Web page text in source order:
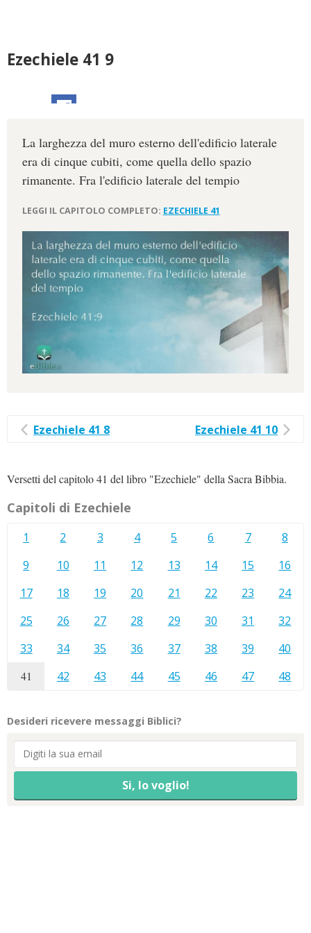
Ezechiele 41 9
La larghezza del muro esterno dell'edificio laterale
era di cinque cubiti, come quella dello spazio
rimanente. Fra l'edificio laterale del tempio
LEGGI IL CAPITOLO COMPLETO: EZECHIELE 41
Ezechiele 41 8 Ezechiele 41 10
Versetti del capitolo 41 del libro "Ezechiele" della Sacra Bibbia.
Capitoli di Ezechiele
1 2 3 4 5 6 7
8
9
10 11 12 13 14 15
16
17
18 19 20 21 22 23
24
25
26 27 28 29 30 31
32
33
34 35 36 37 38 39 40
41 42 43 44 45 46 47 48
Desideri ricevere messaggi Biblici?